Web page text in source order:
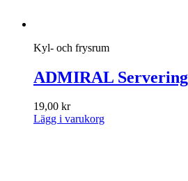
Kyl- och frysrum
ADMIRAL
19,00 kr
Lägg i varukorg